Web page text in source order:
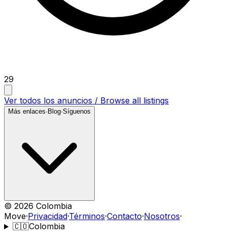
29
Ver todos los anuncios / Browse all listings
Más enlaces· Blog·Síguenos
© 2026 Colombia
Move·Privacidad·Términos·Contacto·Nosotros·
🇨🇴Colombia